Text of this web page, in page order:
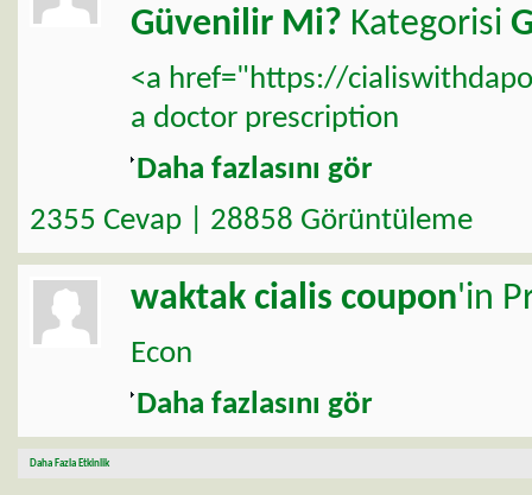
Güvenilir Mi? Kategorisi
<a href="https://
a doctor prescription
Daha fazlasını gör
2355 Cevap | 28858 Görüntüleme
waktak cialis coupon'in
Econ
Daha fazlasını gör
Daha Fazla Etkinlik